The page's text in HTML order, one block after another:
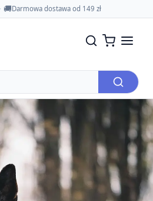
🚚Darmowa dostawa od 149 zł